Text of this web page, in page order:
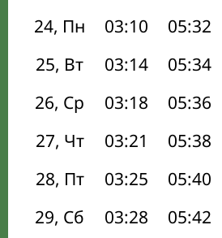
24, Пн
03:10 05:32
25, Вт
03:14 05:34
26, Ср
03:18 05:36
27, Чт
03:21 05:38
28, Пт
03:25 05:40
29, Сб
03:28 05:42